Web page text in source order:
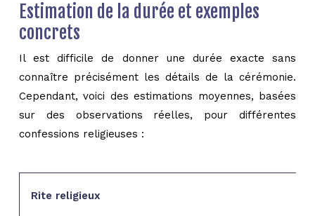
Estimation de la durée et exemples
concrets
Il est difficile de donner une durée exacte sans
connaître précisément les détails de la cérémonie.
Cependant, voici des estimations moyennes, basées
sur des observations réelles, pour différentes
confessions religieuses :
Rite religieux